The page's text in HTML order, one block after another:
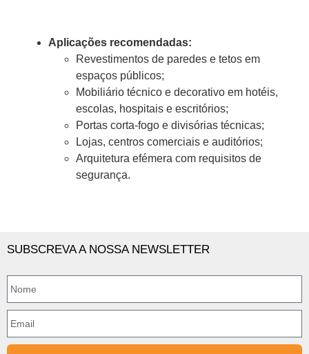
Aplicações recomendadas:
Revestimentos de paredes e tetos em
espaços públicos;
Mobiliário técnico e decorativo em hotéis,
escolas, hospitais e escritórios;
Portas corta-fogo e divisórias técnicas;
Lojas, centros comerciais e auditórios;
Arquitetura efémera com requisitos de
segurança.
SUBSCREVA A NOSSA NEWSLETTER